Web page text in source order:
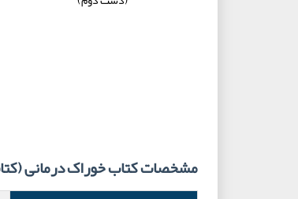
مشخصات کتاب خوراک درمانی